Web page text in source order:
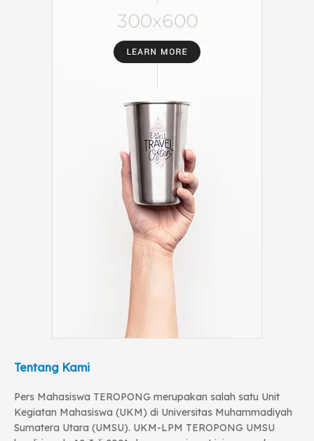
Tentang Kami
Pers Mahasiswa TEROPONG merupakan salah satu Unit
Kegiatan Mahasiswa (UKM) di Universitas Muhammadiyah
Sumatera Utara (UMSU). UKM-LPM TEROPONG UMSU